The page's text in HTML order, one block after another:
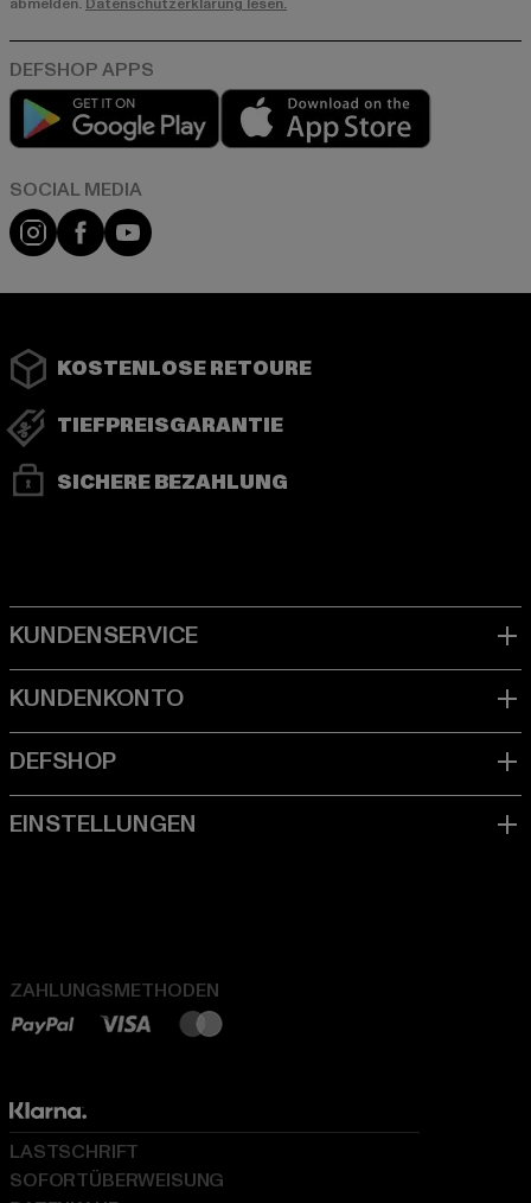
abmelden. Datenschutzerklärung lesen.
Play market
Instagram
FacebookYouTube
KOSTENLOSE RETOURE
TIEFPREISGARANTIE
SICHERE BEZAHLUNG
ZAHLUNGSMETHODEN
LASTSCHRIFT
SOFORTÜBERWEISUNG